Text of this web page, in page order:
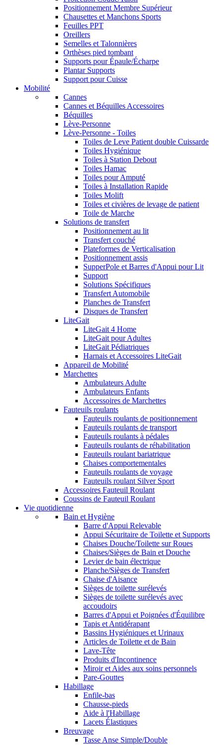
Positionnement Membre Supérieur
Chausettes et Manchons Sports
Feuilles PPT
Oreillers
Semelles et Talonnières
Orthèses pied tombant
Supports pour Épaule/Écharpe
Plantar Supports
Support pour Cuisse
Mobilité
Cannes
Cannes et Béquilles Accessoires
Béquilles
Lève-Personne
Lève-Personne - Toiles
Toiles de Leve Patient double Cuissarde
Toiles Hygiénique
Toiles à Station Debout
Toiles Hamac
Toiles pour Amputé
Toiles à Installation Rapide
Toiles Molift
Toiles et civières de levage de patient
Toile de Marche
Solutions de transfert
Positionnement au lit
Transfert couché
Plateformes de Verticalisation
Positionnement assis
SupperPole et Barres d'Appui pour Lit
Support
Solutions Spécifiques
Transfert Automobile
Planches de Transfert
Disques de Transfert
LiteGait
LiteGait 4 Home
LiteGait pour Adultes
LiteGait Pédiatriques
Harnais et Accessoires LiteGait
Appareil de Mobilité
Marchettes
Ambulateurs Adulte
Ambulateurs Enfants
Accessoires de Marchettes
Fauteuils roulants
Fauteuils roulants de positionnement
Fauteuils roulants de transport
Fauteuils roulants à pédales
Fauteuils roulants de réhabilitation
Fauteuils roulant bariatrique
Chaises comportementales
Fauteuils roulants de voyage
Fauteuils roulant Silver Sport
Accessoires Fauteuil Roulant
Coussins de Fauteuil Roulant
Vie quotidienne
Bain et Hygiène
Barre d'Appui Relevable
Appui Sécuritaire de Toilette et Supports
Chaises Douche/Toilette sur Roues
Chaises/Sièges de Bain et Douche
Levier de bain électrique
Planche/Sièges de Transfert
Chaise d'Aisance
Sièges de toilette surélevés
Sièges de toilette surélevés avec
accoudoirs
Barres d'Appui et Poignées d'Équilibre
Tapis et Antidérapant
Bassins Hygiéniques et Urinaux
Articles de Toilette et de Bain
Lave-Tête
Produits d'Incontinence
Miroir et Aides aux soins personnels
Pare-Gouttes
Habillage
Enfile-bas
Chausse-pieds
Aide à l'Habillage
Lacets Élastiques
Breuvage
Tasse Anse Simple/Double